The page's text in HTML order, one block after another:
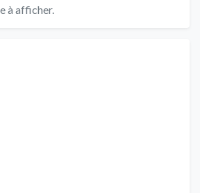
à afficher.